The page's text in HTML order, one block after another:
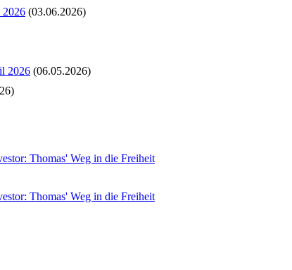
2026 (03.06.2026)
2026 (06.05.2026)
Thomas' Weg in die Freiheit
Thomas' Weg in die Freiheit